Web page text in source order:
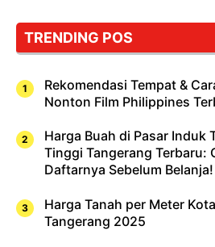
TRENDING POS
Rekomendasi Tempat &
Nonton Film Philippines
Harga Buah di Pasar Induk
Tinggi Tangerang Terbaru:
Daftarnya Sebelum Belanja!
Harga Tanah per Meter Kota
Tangerang 2025